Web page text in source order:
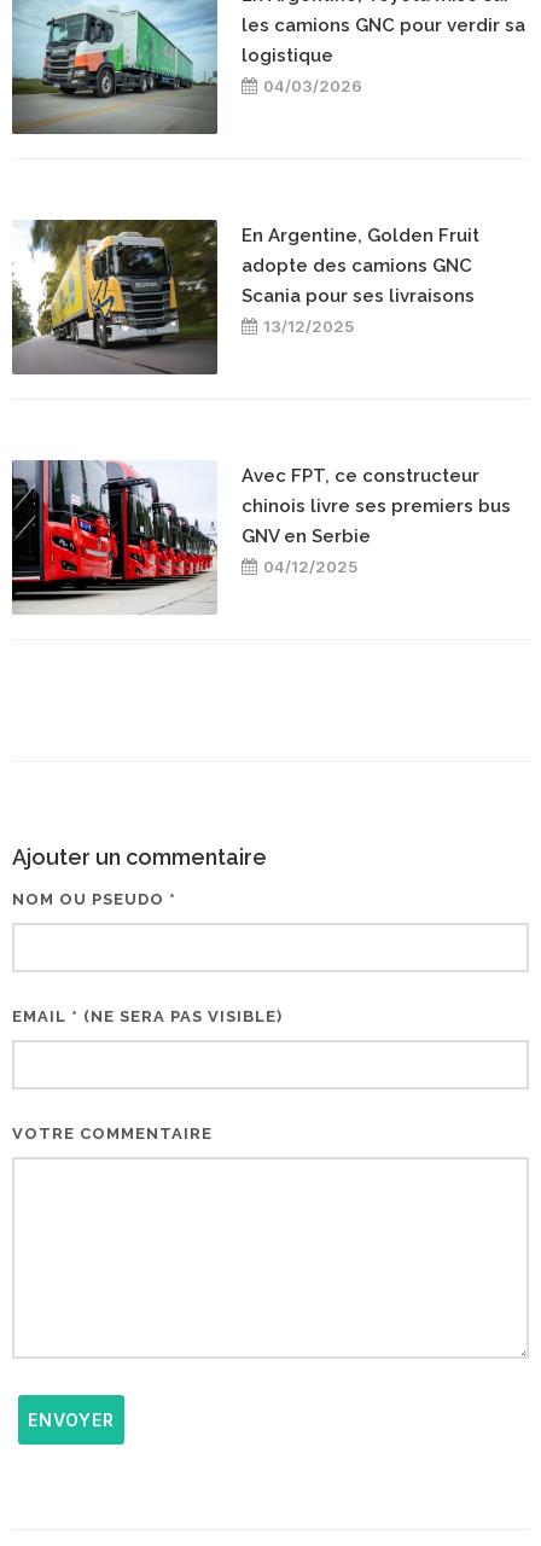
les camions GNC pour verdir sa
logistique
04/03/2026
En Argentine, Golden Fruit
adopte des camions GNC
Scania pour ses livraisons
13/12/2025
Avec FPT, ce constructeur
chinois livre ses premiers bus
GNV en Serbie
04/12/2025
Ajouter un commentaire
NOM OU PSEUDO *
EMAIL * (NE SERA PAS VISIBLE)
VOTRE COMMENTAIRE
ENVOYER